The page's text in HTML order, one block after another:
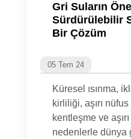
Gri Suların
Sürdürülebilir
Bir Çözüm
05 Tem 24
Küresel ısınma,
kirliliği, aşırı
kentleşme ve
nedenlerle dünya